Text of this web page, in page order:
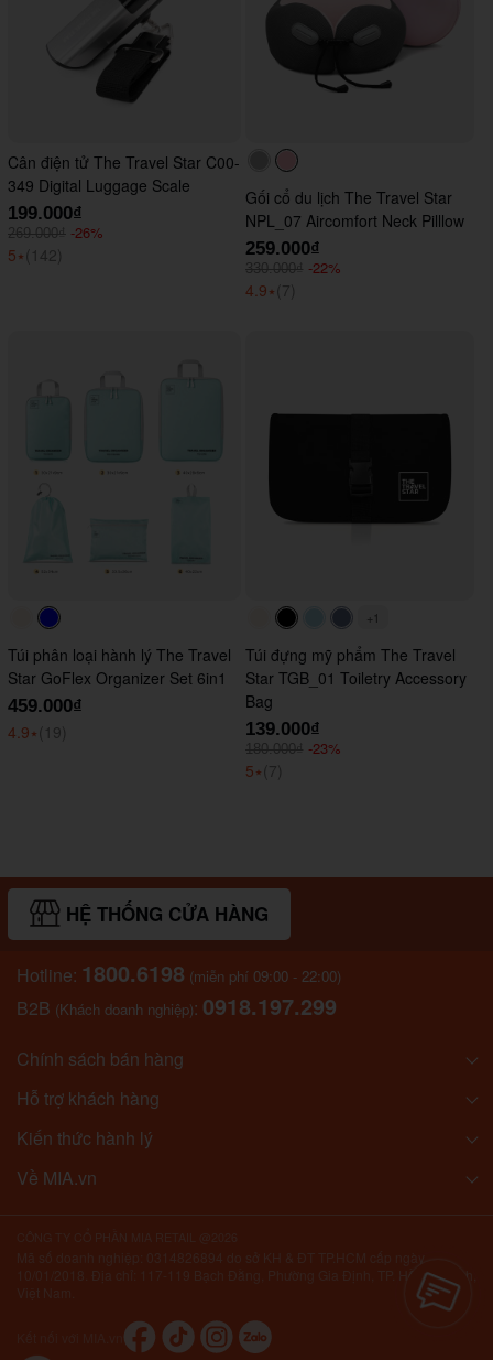
Cân điện tử The Travel Star C00-
349 Digital Luggage Scale
199.000₫
269.000₫ -26%
5⭑ (142)
#acacac#ffc0cb
Gối cổ du lịch The Travel Star
NPL_07 Aircomfort Neck Pilllow
259.000₫
330.000₫ -22%
4.9⭑ (7)
#faf0e6
Túi phân loại hành lý The Travel
Star GoFlex Organizer Set 6in1
459.000₫
4.9⭑ (19)
#faf0e6#000000#ADD8E6
#647290
+1
Túi đựng mỹ phẩm The Travel
Star TGB_01 Toiletry Accessory
Bag
139.000₫
180.000₫ -23%
5⭑ (7)
HỆ THỐNG CỬA HÀNG
Hotline: 1800.6198 (miễn phí 09:00 - 22:00)
B2B (Khách doanh nghiệp): 0918.197.299
Chính sách bán hàng
Hỗ trợ khách hàng
Kiến thức hành lý
Về MIA.vn
10/01/2018. Địa chỉ: 117-119 Bạch Đằng, Phường Gia Định, TP. Hồ Chí Minh,